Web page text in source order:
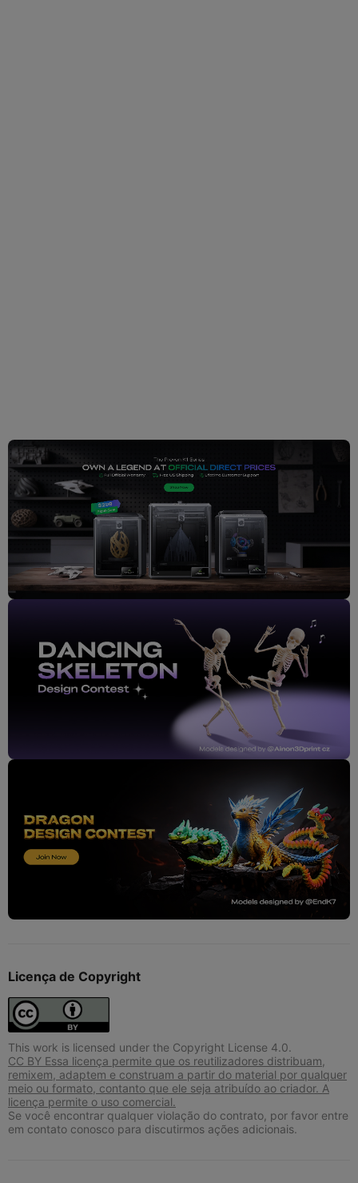
Licença de Copyright
This work is licensed under the Copyright License 4.0.
CC BY Essa licença permite que os reutilizadores distribuam,
remixem, adaptem e construam a partir do material por qualquer
meio ou formato, contanto que ele seja atribuído ao criador. A
licença permite o uso comercial.
Se você encontrar qualquer violação do contrato, por favor entre
em contato conosco para discutirmos ações adicionais.